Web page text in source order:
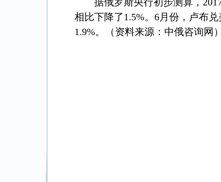
相比下降了1.5%。 6月份，卢布
1.9%。（资料来源：中俄咨询网